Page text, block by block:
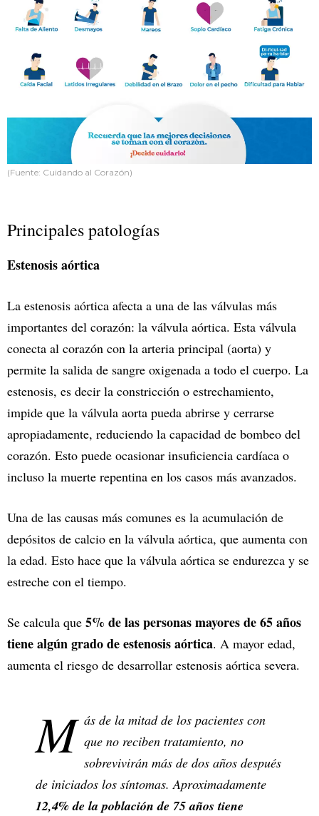
(Fuente: Cuidando al Corazón)
Principales patologías
Estenosis aórtica
La estenosis aórtica afecta a una de las válvulas más
importantes del corazón: la válvula aórtica. Esta válvula
conecta al corazón con la arteria principal (aorta) y
permite la salida de sangre oxigenada a todo el cuerpo. La
estenosis, es decir la constricción o estrechamiento,
impide que la válvula aorta pueda abrirse y cerrarse
apropiadamente, reduciendo la capacidad de bombeo del
corazón. Esto puede ocasionar insuficiencia cardíaca o
incluso la muerte repentina en los casos más avanzados.
Una de las causas más comunes es la acumulación de
depósitos de calcio en la válvula aórtica, que aumenta con
la edad. Esto hace que la válvula aórtica se endurezca y se
estreche con el tiempo.
Se calcula que 5% de las personas mayores de 65 años
tiene algún grado de estenosis aórtica. A mayor edad,
aumenta el riesgo de desarrollar estenosis aórtica severa.
M ás de la mitad de los pacientes con
que no reciben tratamiento, no
sobrevivirán más de dos años después
de iniciados los síntomas. Aproximadamente
12,4% de la población de 75 años tiene